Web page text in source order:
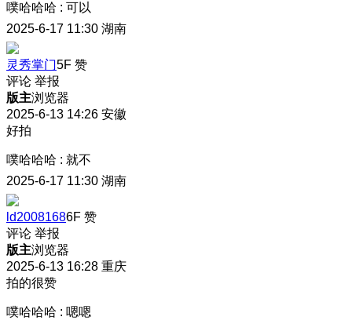
噗哈哈哈 : 可以
2025-6-17 11:30 湖南
灵秀掌门5F 赞
评论 举报
版主浏览器
2025-6-13 14:26 安徽
好拍
噗哈哈哈 : 就不
2025-6-17 11:30 湖南
ld20081686F 赞
评论 举报
版主浏览器
2025-6-13 16:28 重庆
拍的很赞
噗哈哈哈 : 嗯嗯